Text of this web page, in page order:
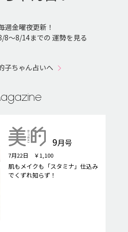
週金曜夜更新！
8〜8/14までの 運勢を見る
子ちゃん占いへ
9月号
7月22日 ￥1,100
肌もメイクも「スタミナ」仕込み
でくずれ知らず！